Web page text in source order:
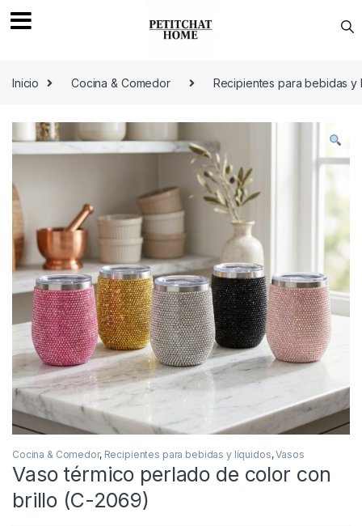
Inicio
Cocina & Comedor Recipientes para bebidas y
Cocina & Comedor, Recipientes para bebidas y líquidos,Vasos
Vaso térmico perlado de color con
brillo (C-2069)